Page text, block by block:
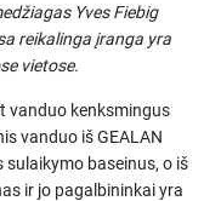
Yves Fiebig
reikalinga įranga yra
vietose.
vanduo kenksmingus
vanduo iš GEALAN
baseinus, o iš
ir jo pagalbininkai yra